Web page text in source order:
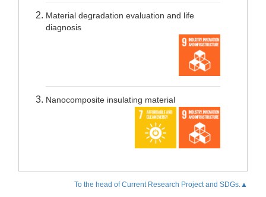
Material degradation evaluation and life
diagnosis
Nanocomposite insulating material
To the head of Current Research Project and SDGs.▲